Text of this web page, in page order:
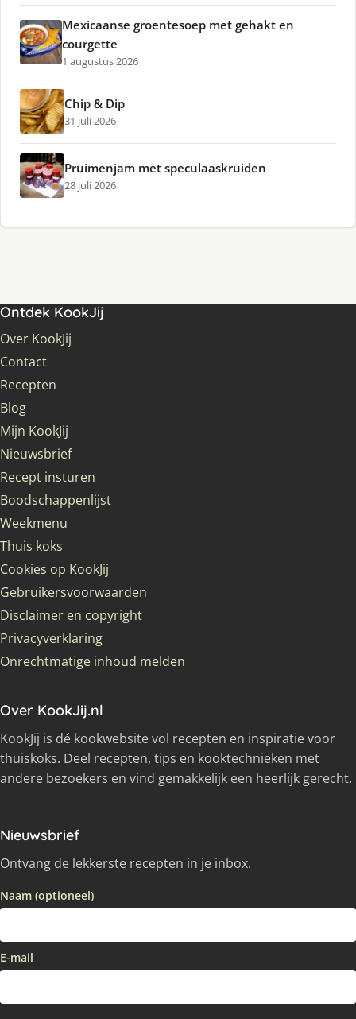
Mexicaanse groentesoep met gehakt en
courgette
1 augustus 2026
Chip & Dip
31 juli 2026
Pruimenjam met speculaaskruiden
28 juli 2026
Ontdek KookJij
Over KookJij
Contact
Recepten
Blog
Mijn KookJij
Nieuwsbrief
Recept insturen
Boodschappenlijst
Weekmenu
Thuis koks
Cookies op KookJij
Gebruikersvoorwaarden
Disclaimer en copyright
Privacyverklaring
Onrechtmatige inhoud melden
Over KookJij.nl
KookJij is dé kookwebsite vol recepten en inspiratie voor
thuiskoks. Deel recepten, tips en kooktechnieken met
andere bezoekers en vind gemakkelijk een heerlijk gerecht.
Nieuwsbrief
Ontvang de lekkerste recepten in je inbox.
Naam (optioneel)
E-mail